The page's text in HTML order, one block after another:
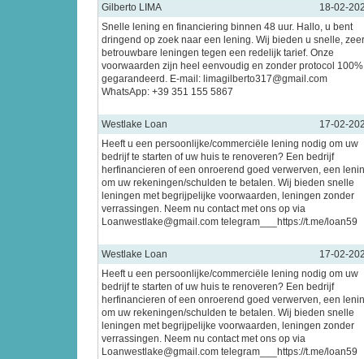
Gilberto LIMA
18-02-
Snelle lening en financiering binnen 48 uur. Hallo, u bent
dringend op zoek naar een lening. Wij bieden u snelle, zeer
betrouwbare leningen tegen een redelijk tarief. Onze
voorwaarden zijn heel eenvoudig en zonder protocol 100%
gegarandeerd. E-mail: limagilberto317@gmail.com
WhatsApp: +39 351 155 5867
Westlake Loan
17-02-
Heeft u een persoonlijke/commerciële lening nodig om uw
bedrijf te starten of uw huis te renoveren? Een bedrijf
herfinancieren of een onroerend goed verwerven, een
om uw rekeningen/schulden te betalen. Wij bieden snelle
leningen met begrijpelijke voorwaarden, leningen zonder
verrassingen. Neem nu contact met ons op via
Loanwestlake@gmail.com telegram___https://t.me/loan59
Westlake Loan
17-02-
Heeft u een persoonlijke/commerciële lening nodig om uw
bedrijf te starten of uw huis te renoveren? Een bedrijf
herfinancieren of een onroerend goed verwerven, een
om uw rekeningen/schulden te betalen. Wij bieden snelle
leningen met begrijpelijke voorwaarden, leningen zonder
verrassingen. Neem nu contact met ons op via
Loanwestlake@gmail.com telegram___https://t.me/loan59